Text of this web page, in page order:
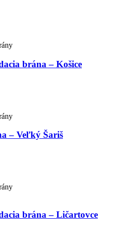
brána – Košice
– Veľký Šariš
brána – Ličartovce